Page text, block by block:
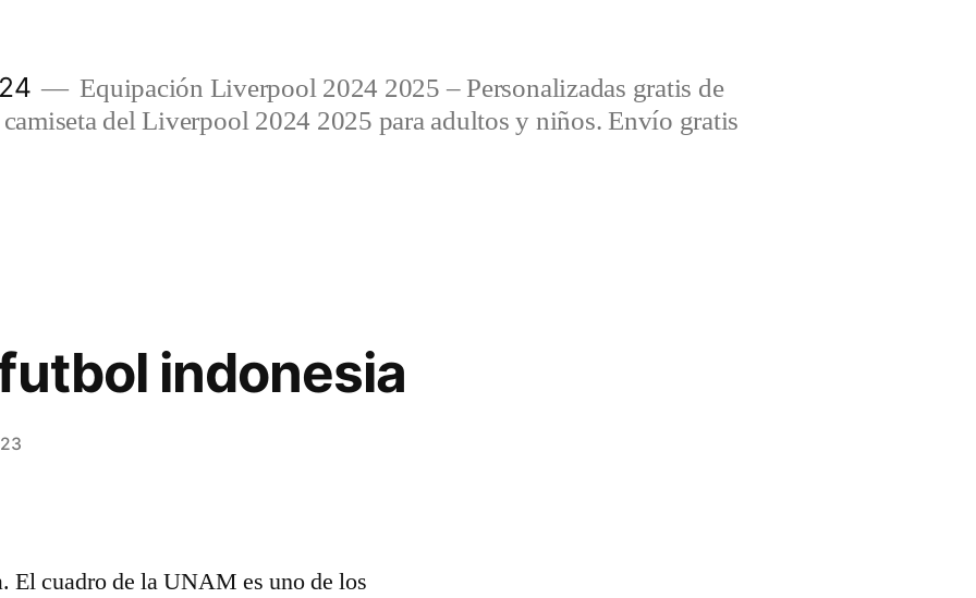
Equipación Liverpool 2024 2025 – Personalizadas gratis de
del Liverpool 2024 2025 para adultos y niños. Envío gratis
indonesia
El cuadro de la UNAM es uno de los